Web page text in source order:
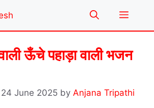
Menu
ऊँचे पहाड़ा वाली भजन
24 June 2025 by Anjana Tripathi